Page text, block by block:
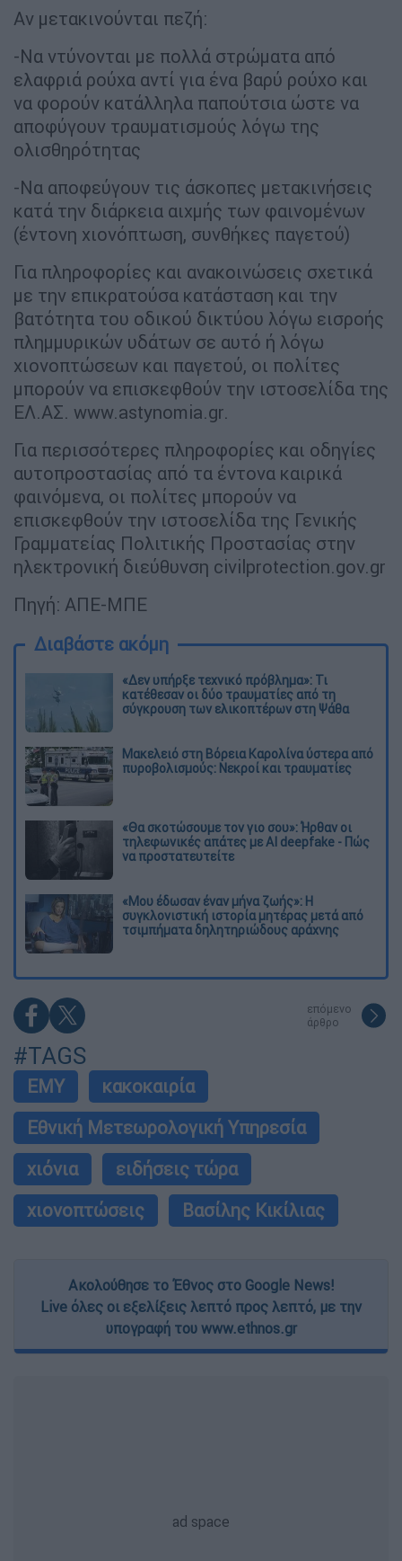
Αν μετακινούνται πεζή:
-Να ντύνονται με πολλά στρώματα από
ελαφριά ρούχα αντί για ένα βαρύ ρούχο και
να φορούν κατάλληλα παπούτσια ώστε να
αποφύγουν τραυματισμούς λόγω της
ολισθηρότητας
-Να αποφεύγουν τις άσκοπες μετακινήσεις
κατά την διάρκεια αιχμής των φαινομένων
(έντονη χιονόπτωση, συνθήκες παγετού)
Για πληροφορίες και ανακοινώσεις σχετικά
με την επικρατούσα κατάσταση και την
βατότητα του οδικού δικτύου λόγω εισροής
πλημμυρικών υδάτων σε αυτό ή λόγω
χιονοπτώσεων και παγετού, οι πολίτες
μπορούν να επισκεφθούν την ιστοσελίδα της
ΕΛ.ΑΣ. www.astynomia.gr.
Για περισσότερες πληροφορίες και οδηγίες
αυτοπροστασίας από τα έντονα καιρικά
φαινόμενα, οι πολίτες μπορούν να
επισκεφθούν την ιστοσελίδα της Γενικής
Γραμματείας Πολιτικής Προστασίας στην
ηλεκτρονική διεύθυνση civilprotection.gov.gr
Πηγή: ΑΠΕ-ΜΠΕ
Διαβάστε ακόμη
«Δεν υπήρξε τεχνικό πρόβλημα»: Τι
κατέθεσαν οι δύο τραυματίες από τη
σύγκρουση των ελικοπτέρων στη Ψάθα
Μακελειό στη Βόρεια Καρολίνα ύστερα από
πυροβολισμούς: Νεκροί και τραυματίες
«Θα σκοτώσουμε τον γιο σου»: Ήρθαν οι
τηλεφωνικές απάτες με AI deepfake - Πώς
να προστατευτείτε
«Μου έδωσαν έναν μήνα ζωής»: Η
συγκλονιστική ιστορία μητέρας μετά από
τσιμπήματα δηλητηριώδους αράχνης
επόμενο
άρθρο
#TAGS
ΕΜΥ
κακοκαιρία
Εθνική Μετεωρολογική Υπηρεσία
χιόνια
ειδήσεις τώρα
χιονοπτώσεις
Βασίλης Κικίλιας
Ακολούθησε το Έθνος στο Google News!
Live όλες οι εξελίξεις λεπτό προς λεπτό, με την
υπογραφή του www.ethnos.gr